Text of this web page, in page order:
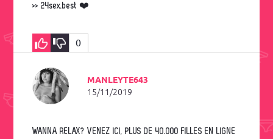
>> 24sex.best ❤️
0
MANLEYTE643
15/11/2019
WANNA RELAX? VENEZ ICI, PLUS DE 40.000 FILLES EN LIGNE